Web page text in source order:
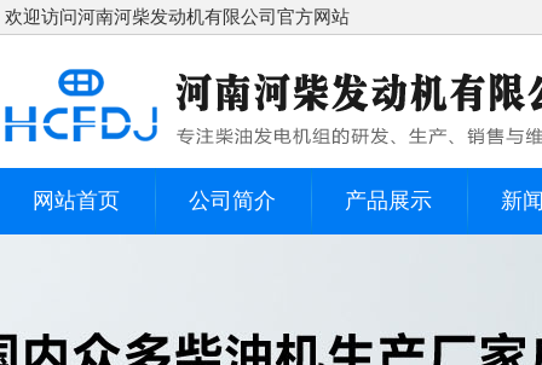
欢迎访问河南河柴发动机有限公司官方网站
网站首页 公司简介 产品展示 新